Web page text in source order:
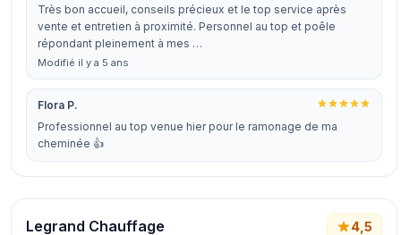
Très bon accueil, conseils précieux et le top service après
vente et entretien à proximité. Personnel au top et poêle
répondant pleinement à mes …
Modifié il y a 5 ans
Flora P.
Professionnel au top venue hier pour le ramonage de ma
cheminée 👍
Legrand Chauffage 4,5